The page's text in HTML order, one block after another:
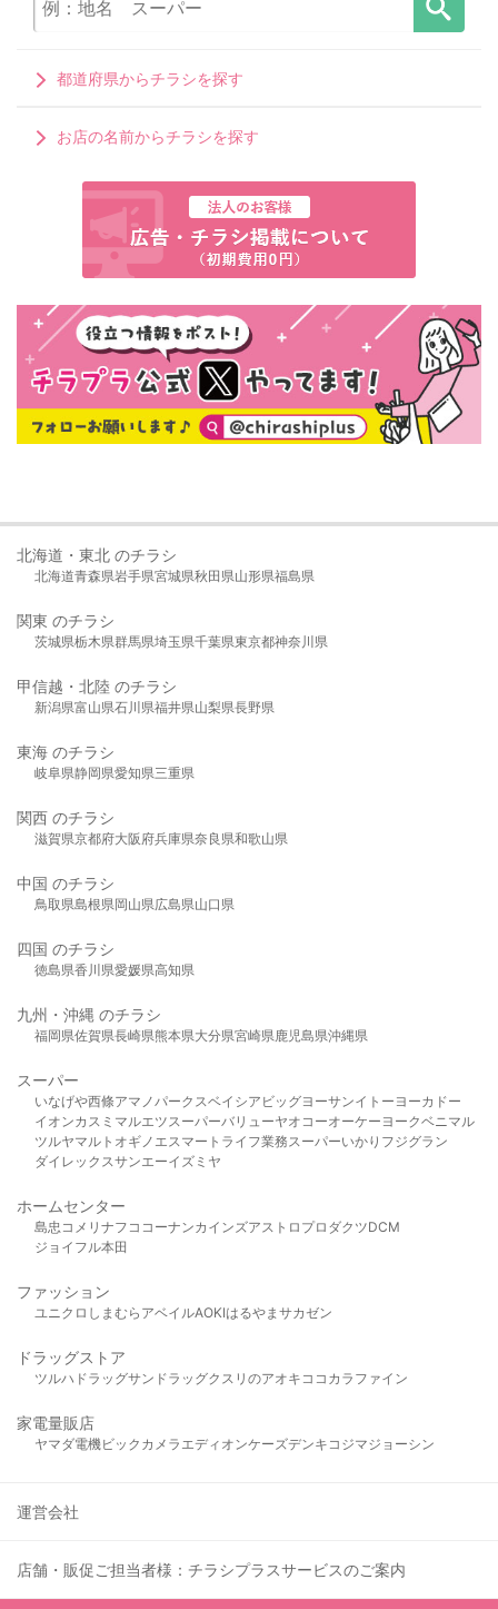
都道府県からチラシを探す
お店の名前からチラシを探す
北海道・東北 のチラシ
北海道青森県岩手県宮城県秋田県山形県福島県
関東 のチラシ
茨城県栃木県群馬県埼玉県千葉県東京都神奈川県
甲信越・北陸 のチラシ
新潟県富山県石川県福井県山梨県長野県
東海 のチラシ
岐阜県静岡県愛知県三重県
関西 のチラシ
滋賀県京都府大阪府兵庫県奈良県和歌山県
中国 のチラシ
鳥取県島根県岡山県広島県山口県
四国 のチラシ
徳島県香川県愛媛県高知県
九州・沖縄 のチラシ
福岡県佐賀県長崎県熊本県大分県宮崎県鹿児島県沖縄県
スーパー
いなげや西條アマノパークスベイシア ビッグヨーサンイトーヨーカドー
イオンカスミ マルエツスーパーバリューヤオコーオーケー ヨークベニマル
ツルヤマルト オギノ エスマート ライフ業務スーパーいかり フジグラン
ダイレックスサンエーイズミヤ
ホームセンター
島忠 コメリ ナフコ コーナンカインズアストロプロダクツDCM
ジョイフル本田
ファッション
ユニクロ しまむら アベイルAOKIはるやま サカゼン
ドラッグストア
ツルハドラッグサンドラッグクスリのアオキ ココカラファイン
家電量販店
ヤマダ電機ビックカメラ エディオンケーズデンキ コジマジョーシン
運営会社
店舗・販促ご担当者様：チラシプラスサービスのご案内